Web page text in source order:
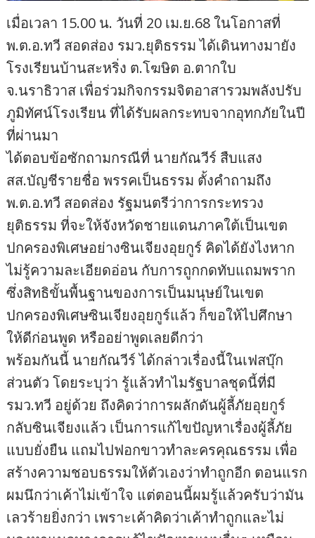
เมื่อเวลา 15.00 น. วันที่ 20 เม.ย.68 ในโอกาสที่
พ.ต.อ.ทวี สอดส่อง รมว.ยุติธรรม ได้เดินทางมายัง
โรงเรียนบ้านสะหริ่ง ต.โฆษิต อ.ตากใบ
จ.นราธิวาส เพื่อร่วมกิจกรรมจิตอาสารวมพลังปรับ
ภูมิทัศน์โรงเรียน ที่ได้รับผลกระทบจากอุทกภัยในปี
ที่ผ่านมา
ได้ตอบข้อซักถามกรณีที่ นายกัณวีร์ สืบแสง
สส.บัญชีรายชื่อ พรรคเป็นธรรม ตั้งคำถามถึง
พ.ต.อ.ทวี สอดส่อง รัฐมนตรีว่าการกระทรวง
ยุติธรรม ที่จะให้จังหวัดชายแดนภาคใต้เป็นเขต
ปกครองพิเศษอย่างซินเจียงอุยกูร์ คิดได้ยังไงหาก
ไม่รู้ความละเอียดอ่อน กับการถูกกดทับแถมพราก
ซึ่งสิทธิขั้นพื้นฐานของการเป็นมนุษย์ในเขต
ปกครองพิเศษซินเจียงอุยกูร์แล้ว ก็ขอให้ไปศึกษา
ให้ดีก่อนพูด หรืออย่าพูดเลยดีกว่า
พร้อมกันนี้ นายกัณวีร์ ได้กล่าวเรื่องนี้ในเฟสบุ๊ก
ส่วนตัว โดยระบุว่า รู้แล้วทำไมรัฐบาลชุดนี้ที่มี
รมว.ทวี อยู่ด้วย ถึงคิดว่าการผลักดันผู้ลี้ภัยอุยกูร์
กลับซินเจียงแล้ว เป็นการแก้ไขปัญหาเรื่องผู้ลี้ภัย
แบบยั่งยืน แถมไปฟอกขาวทำละครคุณธรรม เพื่อ
สร้างความชอบธรรมให้ตัวเองว่าทำถูกอีก ตอนแรก
ผมนึกว่าเค้าไม่เข้าใจ แต่ตอนนี้ผมรู้แล้วครับว่ามัน
เลวร้ายยิ่งกว่า เพราะเค้าคิดว่าเค้าทำถูกและไม่